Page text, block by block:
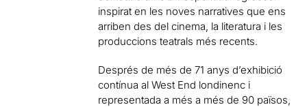
inspirat en les noves narratives que ens
arriben des del cinema, la literatura i les
produccions teatrals més recents.
Després de més de 71 anys d’exhibició
contínua al West End londinenc i
representada a més a més de 90 països,